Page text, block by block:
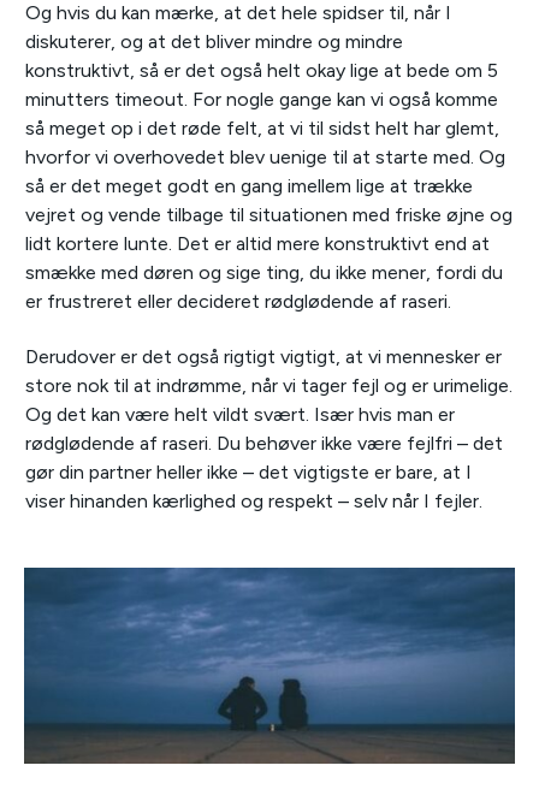
Og hvis du kan mærke, at det hele spidser til, når I
diskuterer, og at det bliver mindre og mindre
konstruktivt, så er det også helt okay lige at bede om 5
minutters timeout. For nogle gange kan vi også komme
så meget op i det røde felt, at vi til sidst helt har glemt,
hvorfor vi overhovedet blev uenige til at starte med. Og
så er det meget godt en gang imellem lige at trække
vejret og vende tilbage til situationen med friske øjne og
lidt kortere lunte. Det er altid mere konstruktivt end at
smække med døren og sige ting, du ikke mener, fordi du
er frustreret eller decideret rødglødende af raseri.
Derudover er det også rigtigt vigtigt, at vi mennesker er
store nok til at indrømme, når vi tager fejl og er urimelige.
Og det kan være helt vildt svært. Især hvis man er
rødglødende af raseri. Du behøver ikke være fejlfri – det
gør din partner heller ikke – det vigtigste er bare, at I
viser hinanden kærlighed og respekt – selv når I fejler.